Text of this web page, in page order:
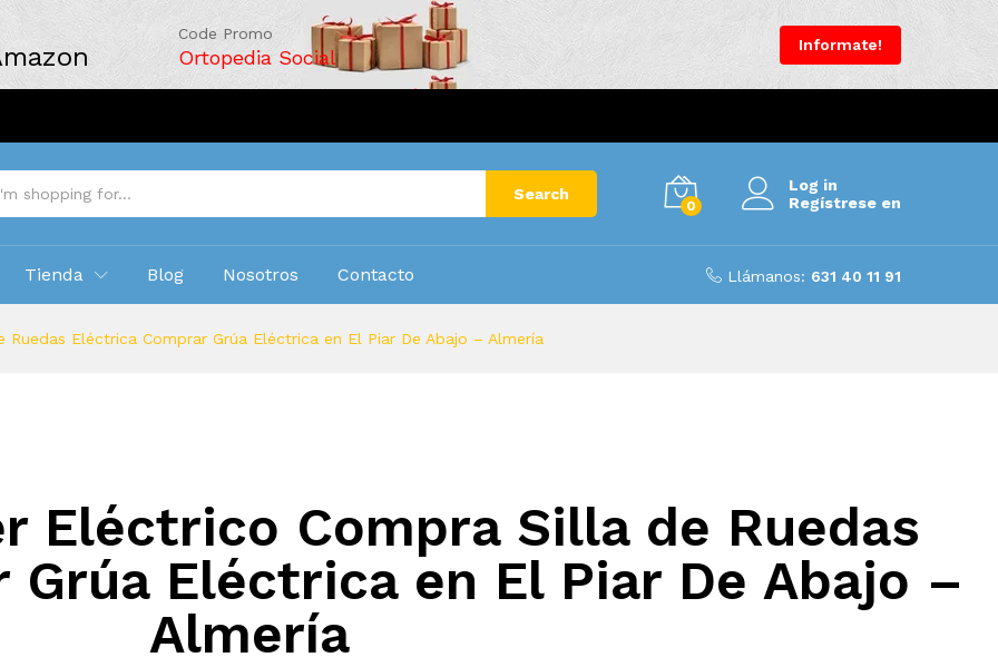
Code Promo
Ortopedia Social
Informate!
Search
0
Log in
Regístrese en
Tienda Blog Nosotros Contacto Llámanos: 631 40 11 91
Eléctrica Comprar Grúa Eléctrica en El Piar De Abajo – Almería
Eléctrico Compra Silla de Ruedas
Eléctrica en El Piar De Abajo –
Almería